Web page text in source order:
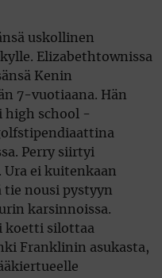
uskollinen
Elizabethtownissa
Kenin
7-vuotiaana. Hän
high school -
Perry siirtyi
Ura ei kuitenkaan
nousi pystyyn
karsinnoissa.
koetti silottaa
Franklinin asukasta,